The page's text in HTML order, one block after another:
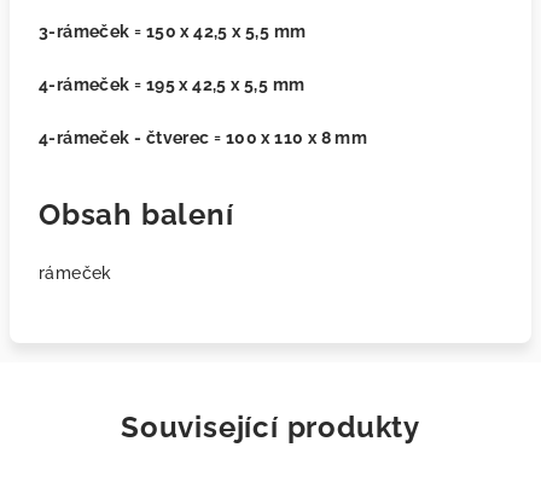
3-rámeček = 150 x 42,5 x 5,5 mm
4-rámeček = 195 x 42,5 x 5,5 mm
4-rámeček - čtverec = 100 x 110 x 8 mm
Obsah balení
rámeček
Související produkty